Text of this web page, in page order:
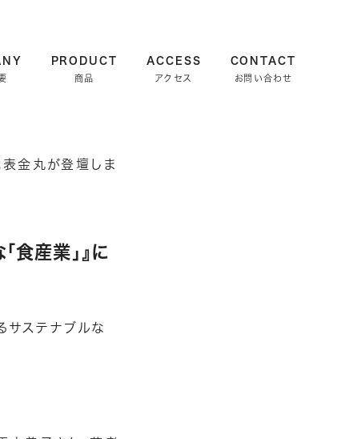
PRODUCT
商品
ACCESS
アクセス
CONTACT
お問い合わせ
産業」』に
サステナブルな